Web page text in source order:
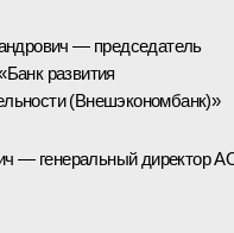
— председатель
развития
(Внешэкономбанк)»
— генеральный директор